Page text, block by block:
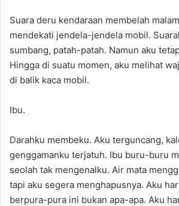
Suara deru kendaraan membelah
mendekati jendela-jendela mobil.
sumbang, patah-patah. Namun aku
Hingga di suatu momen, aku melihat
di balik kaca mobil.
Ibu.
Darahku membeku. Aku terguncang,
genggamanku terjatuh. Ibu buru-buru
seolah tak mengenalku. Air mata
tapi aku segera menghapusnya. Aku
berpura-pura ini bukan apa-apa. Aku